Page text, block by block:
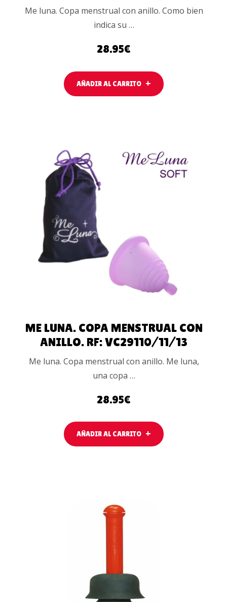
Me luna. Copa menstrual con anillo. Como bien
indica su …
28.95€
AÑADIR AL CARRITO
AÑADIR AL
CARRITO
ME LUNA. COPA MENSTRUAL CON
ANILLO. RF: VC29110/11/13
Me luna. Copa menstrual con anillo. Me luna,
una copa …
28.95€
AÑADIR AL CARRITO
AL